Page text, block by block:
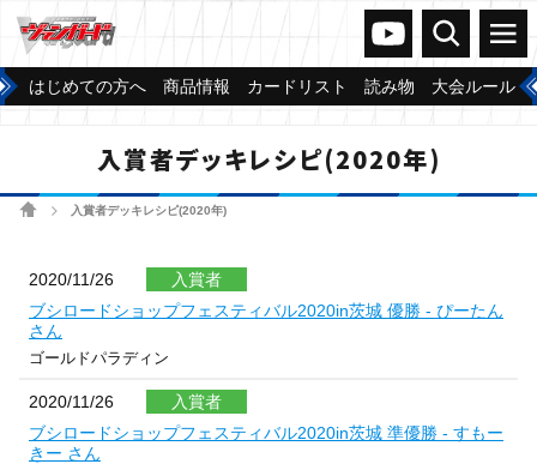
ヴァンガードch
検索 メニュー
はじめての方へ 商品情報 カードリスト 読み物 大会ルール
入賞者デッキレシピ(2020年)
ホーム 入賞者デッキレシピ(2020年)
2020/11/26
入賞者
ブシロードショップフェスティバル2020in茨城 優勝 - ぴーたん
さん
ゴールドパラディン
2020/11/26
入賞者
ブシロードショップフェスティバル2020in茨城 準優勝 - すもー
きー さん